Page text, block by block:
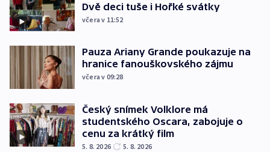
Dvě deci tuše i Hořké svátky
včera v 11:52
Pauza Ariany Grande poukazuje na
hranice fanouškovského zájmu
včera v 09:28
Český snímek Volklore má
studentského Oscara, zabojuje o
cenu za krátký film
5. 8. 2026 5. 8. 2026